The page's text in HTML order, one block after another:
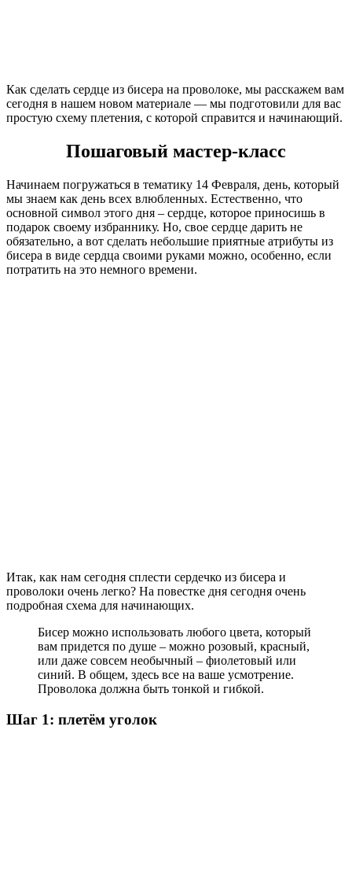
Как сделать сердце из бисера на проволоке, мы расскажем вам
сегодня в нашем новом материале — мы подготовили для вас
простую схему плетения, с которой справится и начинающий.
Пошаговый мастер-класс
Начинаем погружаться в тематику 14 Февраля, день, который
мы знаем как день всех влюбленных. Естественно, что
основной символ этого дня – сердце, которое приносишь в
подарок своему избраннику. Но, свое сердце дарить не
обязательно, а вот сделать небольшие приятные атрибуты из
бисера в виде сердца своими руками можно, особенно, если
потратить на это немного времени.
Итак, как нам сегодня сплести сердечко из бисера и
проволоки очень легко? На повестке дня сегодня очень
подробная схема для начинающих.
Бисер можно использовать любого цвета, который
вам придется по душе – можно розовый, красный,
или даже совсем необычный – фиолетовый или
синий. В общем, здесь все на ваше усмотрение.
Проволока должна быть тонкой и гибкой.
Шаг 1: плетём уголок